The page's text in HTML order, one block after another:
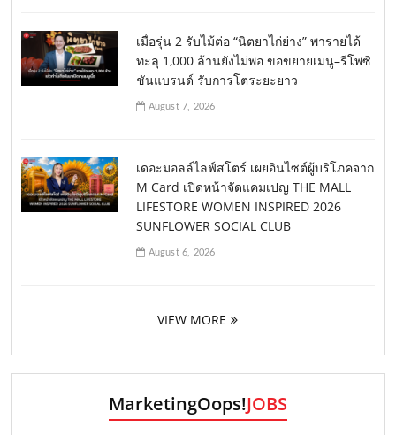
เมื่อรุ่น 2 รับไม้ต่อ “นิตยาไก่ย่าง” พารายได้
ทะลุ 1,000 ล้านยังไม่พอ ขอขยายเมนู–รีโพซิ
ชันแบรนด์ รับการโตระยะยาว
August 7, 2026
เดอะมอลล์ไลฟ์สโตร์ เผยอินไซต์ผู้บริโภคจาก
M Card เปิดหน้าจัดแคมเปญ THE MALL
LIFESTORE WOMEN INSPIRED 2026
SUNFLOWER SOCIAL CLUB
August 6, 2026
VIEW MORE
MarketingOops!JOBS